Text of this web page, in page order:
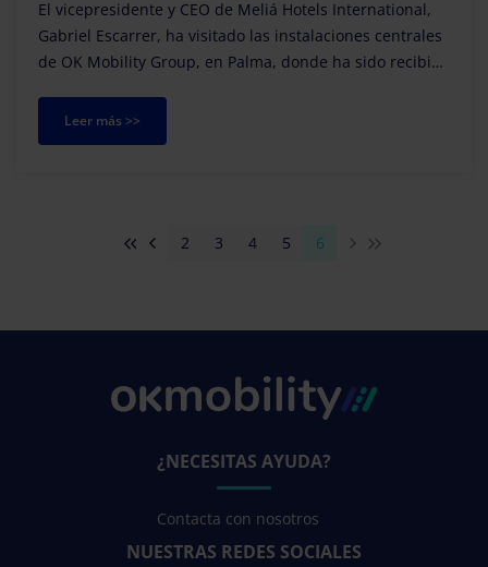
El vicepresidente y CEO de Meliá Hotels International,
Gabriel Escarrer, ha visitado las instalaciones centrales
de OK Mobility Group, en Palma, donde ha sido recibido
Leer más >>
2 3 4 5 6
¿NECESITAS AYUDA?
Contacta con nosotros
NUESTRAS REDES SOCIALES